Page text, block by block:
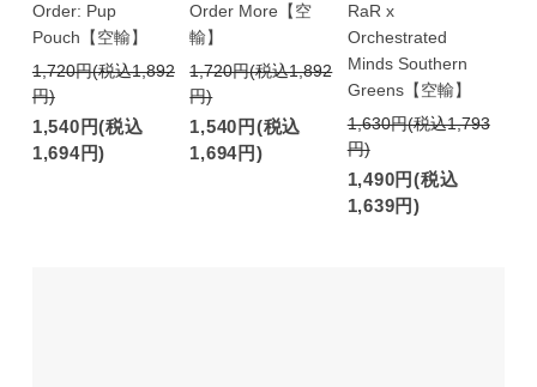
Order: Pup
Pouch【空輸】
1,720円(税込1,892
円)
1,540円(税込
1,694円)
Order More【空
輸】
1,720円(税込1,892
円)
1,540円(税込
1,694円)
RaR x
Orchestrated
Minds Southern
Greens【空輸】
1,630円(税込1,793
円)
1,490円(税込
1,639円)